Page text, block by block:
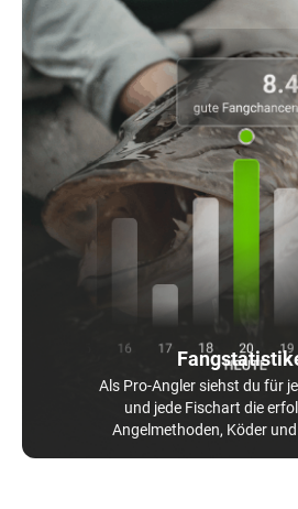
Als Pro-Angler siehst du für
und jede Fischart die
Angelmethoden, Köder